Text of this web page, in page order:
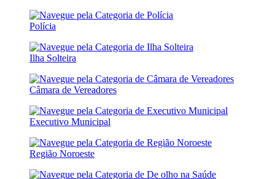
Polícia
Ilha Solteira
Câmara de Vereadores
Executivo Municipal
Região Noroeste